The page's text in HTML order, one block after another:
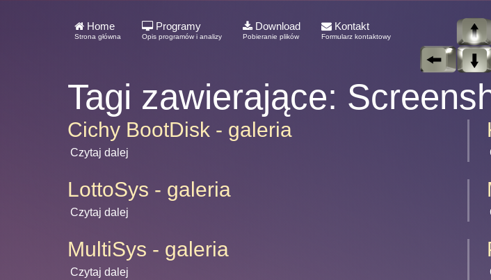
Home
Strona główna
Programy
Opis programów i analizy
Download
Pobieranie plików
Kontakt
Formularz kontaktowy
Tagi zawierające:
Cichy BootDisk - galeria
Czytaj dalej
LottoSys - galeria
Czytaj dalej
MultiSys - galeria
Czytaj dalej